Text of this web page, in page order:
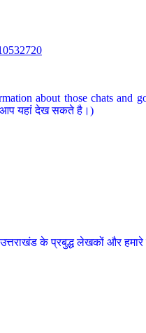
about those chats and
आप यहां देख सकते है।)
के प्रबुद्ध लेखकों और हमारे